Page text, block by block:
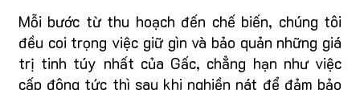
Mỗi bước từ thu hoạch đến chế biến, chúng tôi
đều coi trọng việc giữ gìn và bảo quản những giá
trị tinh túy nhất của Gấc, chẳng hạn như việc
cấp đông tức thì sau khi nghiền nát để đảm bảo